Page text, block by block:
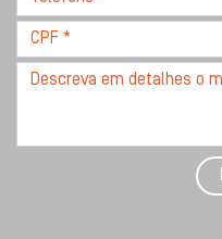
*
CPF
*
Descreva
com